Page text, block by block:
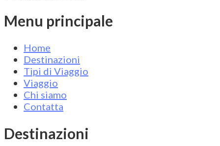
Menu principale
Home
Destinazioni
Tipi di Viaggio
Viaggio
Chi siamo
Contatta
Destinazioni